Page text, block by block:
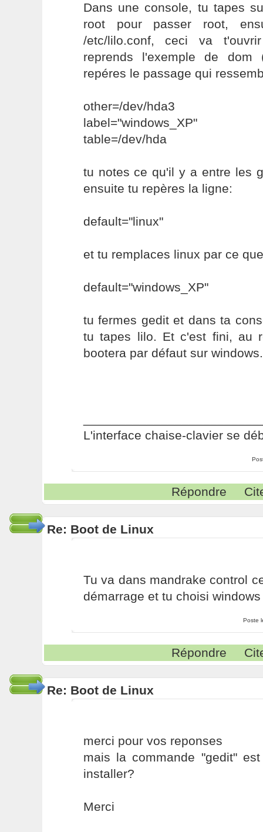
Dans une console, tu tapes
root pour passer root,
/etc/lilo.conf, ceci va
reprends l'exemple de
repéres le passage qui
other=/dev/hda3
label="windows_XP"
table=/dev/hda
tu notes ce qu'il y a entre les
ensuite tu repères la ligne:
default="linux"
et tu remplaces linux par ce
default="windows_XP"
tu fermes gedit et dans ta
tu tapes lilo. Et c'est fini, au
bootera par défaut sur windows.
L'interface chaise-clavier se
Répondre
Re: Boot de Linux
Tu va dans mandrake control
démarrage et tu choisi
Poste
Répondre
Re: Boot de Linux
merci pour vos reponses
mais la commande "gedit"
installer?
Merci